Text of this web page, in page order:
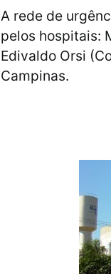
A rede de
pelos hospitais:
Edivaldo Orsi
Campinas.